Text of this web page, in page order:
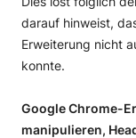
darauf hinweist,
Erweiterung nicht
konnte.
Google Chrome-
manipulieren,